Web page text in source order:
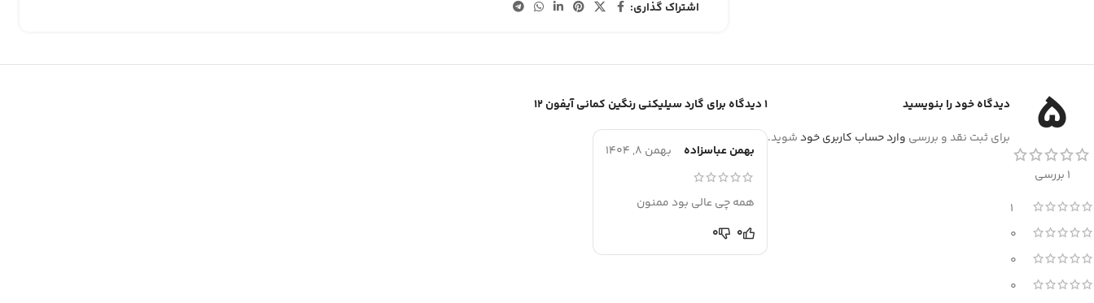
اشتراک گذاری:
5
1 بررسی
1
0
0
0
1 دیدگاه برای گارد سیلیکنی رنگین کمانی آیفون 12
بهمن عباسزاده بهمن 8, 1404
همه چی عالی بود ممنون
0
0
دیدگاه خود را بنویسید
برای ثبت نقد و بررسی وارد حساب کاربری خودشوید.